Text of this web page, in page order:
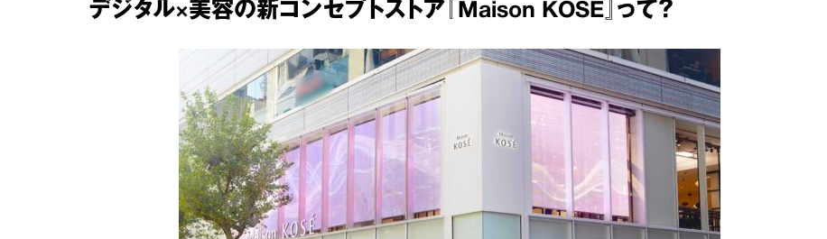
デジタル×美容の新コンセプトストア『Maison KOSÉ』って？